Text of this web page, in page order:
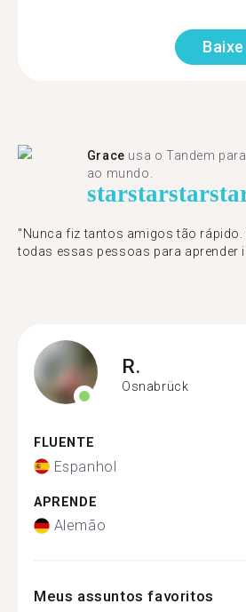
Grace usa o Tandem
ao mundo.
starstarstar
"Nunca fiz tantos amigos tão rápido.
todas essas pessoas para aprender
R.
Osnabrück
FLUENTE
Espanhol
APRENDE
Alemão
Meus assuntos favoritos